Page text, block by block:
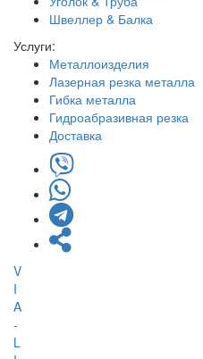
Швеллер & Балка
Услуги:
Металлоизделия
Лазерная резка металла
Гибка металла
Гидроабразивная резка
Доставка
V
I
A
-
L